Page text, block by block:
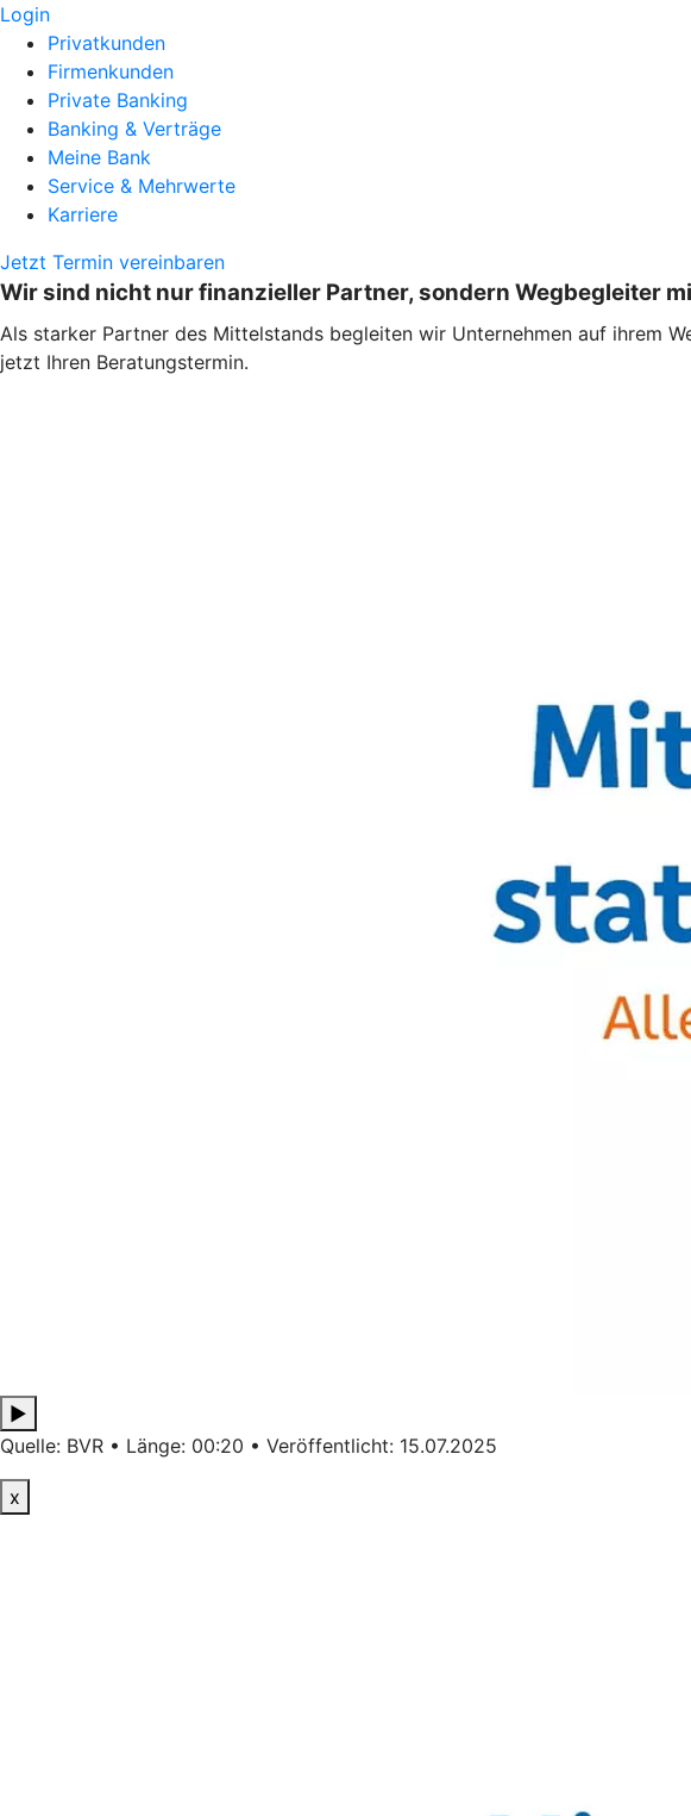
Login
Privatkunden
Firmenkunden
Private Banking
Banking & Verträge
Meine Bank
Service & Mehrwerte
Karriere
Jetzt Termin vereinbaren
Wir sind nicht nur finanzieller Partner, sondern Wegbegleiter
Als starker Partner des Mittelstands begleiten wir Unternehmen auf ihrem
jetzt Ihren Beratungstermin.
▶
Quelle: BVR • Länge: 00:20 • Veröffentlicht: 15.07.2025
x